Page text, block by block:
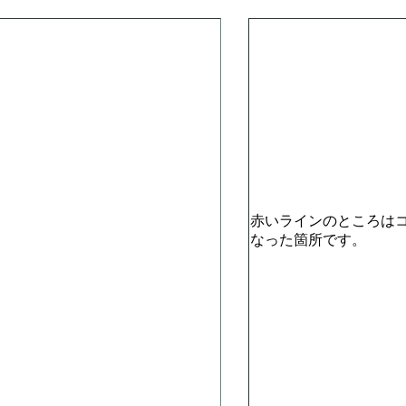
赤いラインのところは
なった箇所です。